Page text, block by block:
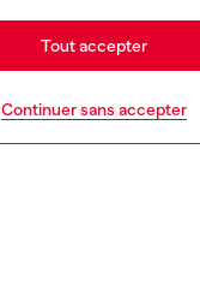
Continuer sans accepter
Tout accepter